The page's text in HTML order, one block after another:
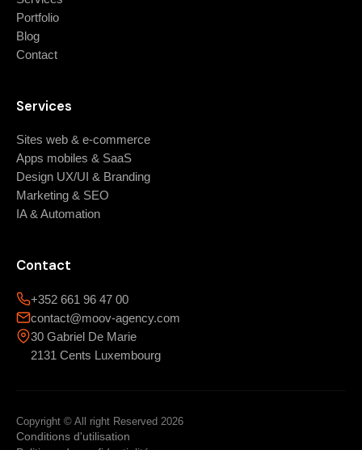
Portfolio
Blog
Contact
Services
Sites web & e-commerce
Apps mobiles & SaaS
Design UX/UI & Branding
Marketing & SEO
IA & Automation
Contact
+352 661 96 47 00
contact@moov-agency.com
30 Gabriel De Marie
2131 Cents Luxembourg
Copyright © All right Reserved 2026
Conditions d'utilisation